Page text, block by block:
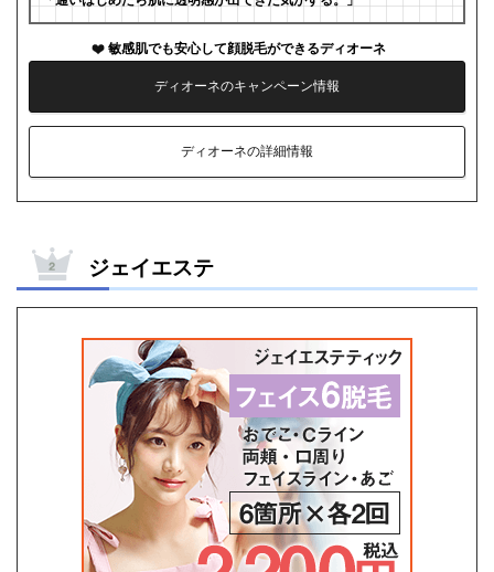
敏感肌でも安心して顔脱毛ができるディオーネ
ディオーネのキャンペーン情報
ディオーネの詳細情報
ジェイエステ